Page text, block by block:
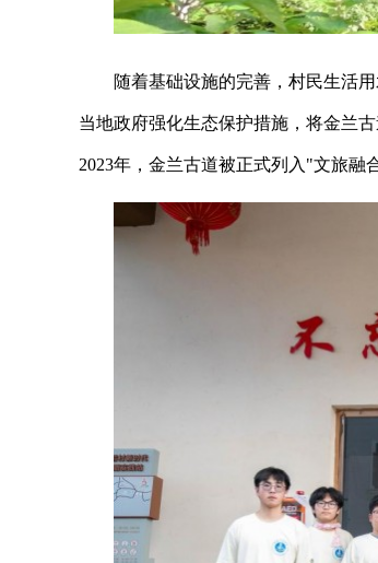
随着基础设施的完善，村民生活
当地政府强化生态保护措施，将金兰
2023年，金兰古道被正式列入"文旅融